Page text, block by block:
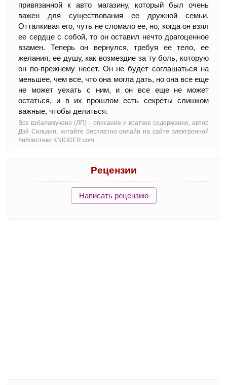
привязанной к авто магазину, который был очень
важен для существования ее дружной семьи.
Отталкивая его, чуть не сломало ее, но, когда он взял
ее сердце с собой, то он оставил нечто драгоценное
взамен. Теперь он вернулся, требуя ее тело, ее
желания, ее душу, как возмездие за ту боль, которую
он по-прежнему несет. Он не будет соглашаться на
меньшее, чем все, что она могла дать, но она все еще
не может уехать с ним, и он все еще не может
остаться, и в их прошлом есть секреты слишком
важные, чтобы делиться.
Все взбаламучено (ЛП) - oписание и краткое содержание, автор
Дэй Сильвия, читайте бесплатно онлайн на сайте электронной
библиотеки KNIGGER.com
Рецензии
Написать рецензию